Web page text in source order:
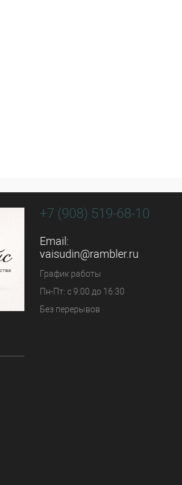
+7 (908) 519-68-10
Email:
vaisudin@rambler.ru
График работы
Пн-Пт: с 9:00 до 16:30
Без перерывов